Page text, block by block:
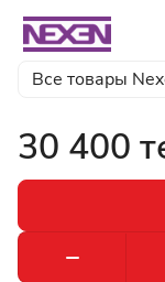
Все товары
30 400